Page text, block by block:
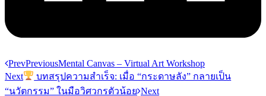
PrevPreviousMental Canvas – Virtual Art Workshop
Next
บทสรุปความสำเร็จ: เมื่อ “กระดาษลัง” กลายเป็น
“นวัตกรรม” ในมือวิศวกรตัวน้อย Next